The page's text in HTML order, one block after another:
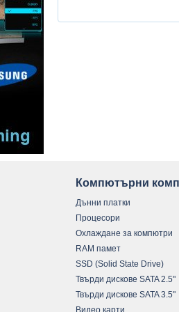
Компютърни
Дънни платки
Процесори
Охлаждане за компютри
RAM памет
SSD (Solid State Drive)
Твърди дискове SATA 2.5"
Твърди дискове SATA 3.5"
Видео карти